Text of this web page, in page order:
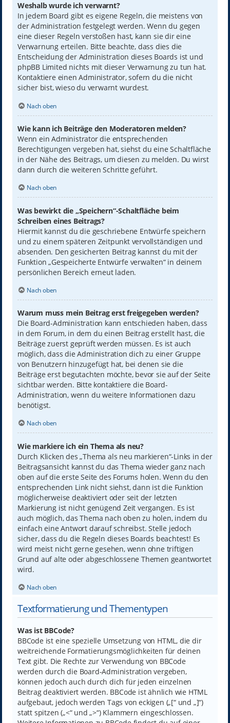
Weshalb wurde ich verwarnt?
In jedem Board gibt es eigene Regeln, die meistens von
der Administration festgelegt werden. Wenn du gegen
eine dieser Regeln verstoßen hast, kann sie dir eine
Verwarnung erteilen. Bitte beachte, dass dies die
Entscheidung der Administration dieses Boards ist und
phpBB Limited nichts mit dieser Verwarnung zu tun hat.
Kontaktiere einen Administrator, sofern du die nicht
sicher bist, wieso du verwarnt wurdest.
Nach oben
Wie kann ich Beiträge den Moderatoren melden?
Wenn ein Administrator die entsprechenden
Berechtigungen vergeben hat, siehst du eine Schaltfläche
in der Nähe des Beitrags, um diesen zu melden. Du wirst
dann durch die weiteren Schritte geführt.
Nach oben
Was bewirkt die „Speichern“-Schaltfläche beim
Schreiben eines Beitrags?
Hiermit kannst du die geschriebene Entwürfe speichern
und zu einem späteren Zeitpunkt vervollständigen und
absenden. Den gesicherten Beitrag kannst du mit der
Funktion „Gespeicherte Entwürfe verwalten“ in deinem
persönlichen Bereich erneut laden.
Nach oben
Warum muss mein Beitrag erst freigegeben werden?
Die Board-Administration kann entschieden haben, dass
in dem Forum, in dem du einen Beitrag erstellt hast, die
Beiträge zuerst geprüft werden müssen. Es ist auch
möglich, dass die Administration dich zu einer Gruppe
von Benutzern hinzugefügt hat, bei denen sie die
Beiträge erst begutachten möchte, bevor sie auf der Seite
sichtbar werden. Bitte kontaktiere die Board-
Administration, wenn du weitere Informationen dazu
benötigst.
Nach oben
Wie markiere ich ein Thema als neu?
Durch Klicken des „Thema als neu markieren“-Links in der
Beitragsansicht kannst du das Thema wieder ganz nach
oben auf die erste Seite des Forums holen. Wenn du den
entsprechenden Link nicht siehst, dann ist die Funktion
möglicherweise deaktiviert oder seit der letzten
Markierung ist nicht genügend Zeit vergangen. Es ist
auch möglich, das Thema nach oben zu holen, indem du
einfach eine Antwort darauf schreibst. Stelle jedoch
sicher, dass du die Regeln dieses Boards beachtest! Es
wird meist nicht gerne gesehen, wenn ohne triftigen
Grund auf alte oder abgeschlossene Themen geantwortet
wird.
Nach oben
Textformatierung und Thementypen
Was ist BBCode?
BBCode ist eine spezielle Umsetzung von HTML, die dir
weitreichende Formatierungsmöglichkeiten für deinen
Text gibt. Die Rechte zur Verwendung von BBCode
werden durch die Board-Administration vergeben,
können jedoch auch durch dich für jeden einzelnen
Beitrag deaktiviert werden. BBCode ist ähnlich wie HTML
aufgebaut, jedoch werden Tags von eckigen („[“ und „]“)
statt spitzen („<“ und „>“) Klammern eingeschlossen.